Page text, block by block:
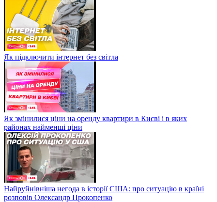
Як підключити інтернет без світла
Як змінилися ціни на оренду квартири в Києві і в яких
районах найменші ціни
Найруйнівніша негода в історії США: про ситуацію в країні
розповів Олександр Прокопенко